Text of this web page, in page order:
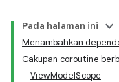
Pada halaman ini
Menambahkan
Cakupan coroutine
ViewModelScope